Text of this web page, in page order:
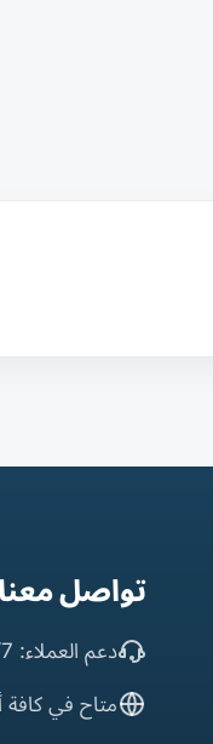
تواصل معنا
دعم العملاء: 24/7
متاح في كافة